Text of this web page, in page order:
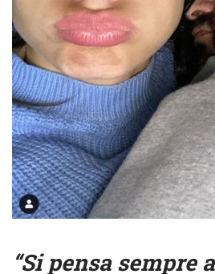
“Si pensa sempre